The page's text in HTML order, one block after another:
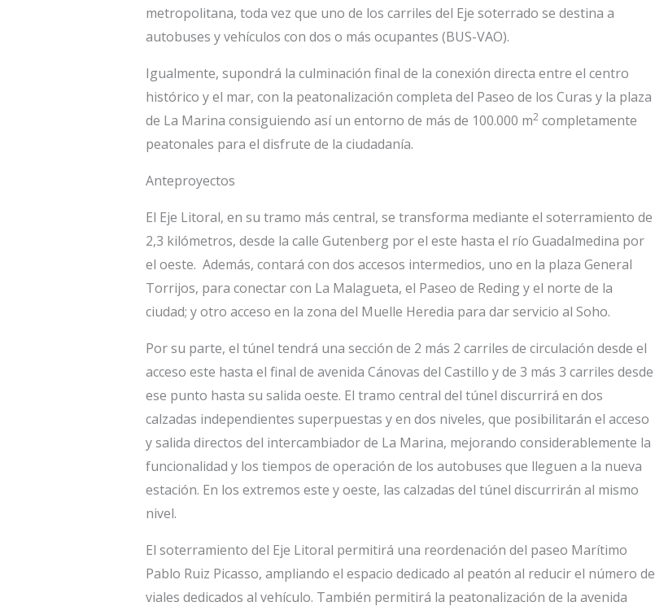
metropolitana, toda vez que uno de los carriles del Eje soterrado se destina a
autobuses y vehículos con dos o más ocupantes (BUS-VAO).
Igualmente, supondrá la culminación final de la conexión directa entre el centro
histórico y el mar, con la peatonalización completa del Paseo de los Curas y la plaza
de La Marina consiguiendo así un entorno de más de 100.000 m2completamente
peatonales para el disfrute de la ciudadanía.
Anteproyectos
El Eje Litoral, en su tramo más central, se transforma mediante el soterramiento de
2,3 kilómetros, desde la calle Gutenberg por el este hasta el río Guadalmedina por
el oeste. Además, contará con dos accesos intermedios, uno en la plaza General
Torrijos, para conectar con La Malagueta, el Paseo de Reding y el norte de la
ciudad; y otro acceso en la zona del Muelle Heredia para dar servicio al Soho.
Por su parte, el túnel tendrá una sección de 2 más 2 carriles de circulación desde el
acceso este hasta el final de avenida Cánovas del Castillo y de 3 más 3 carriles desde
ese punto hasta su salida oeste. El tramo central del túnel discurrirá en dos
calzadas independientes superpuestas y en dos niveles, que posibilitarán el acceso
y salida directos del intercambiador de La Marina, mejorando considerablemente la
funcionalidad y los tiempos de operación de los autobuses que lleguen a la nueva
estación. En los extremos este y oeste, las calzadas del túnel discurrirán al mismo
nivel.
El soterramiento del Eje Litoral permitirá una reordenación del paseo Marítimo
Pablo Ruiz Picasso, ampliando el espacio dedicado al peatón al reducir el número de
viales dedicados al vehículo. También permitirá la peatonalización de la avenida